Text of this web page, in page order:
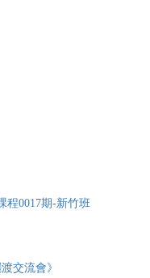
程0017期-新竹班
交流會》